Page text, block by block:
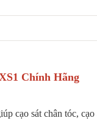
Chính Hãng
cạo sát chân tóc,